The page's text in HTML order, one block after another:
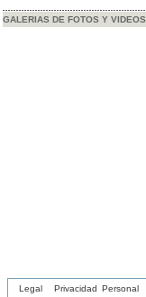
GALERIAS DE FOTOS Y VIDEOS
Legal Privacidad Personal